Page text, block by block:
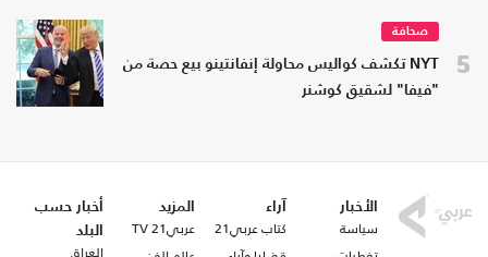
5
صحافة
NYT تكشف كواليس محاولة إنفانتينو بيع حصة من
"فيفا" لشقيق كوشنر
الأخبار
سياسة
آراء
كتاب عربي21
المزيد
عربي21 TV
أخبار حسب
البلد
العراق